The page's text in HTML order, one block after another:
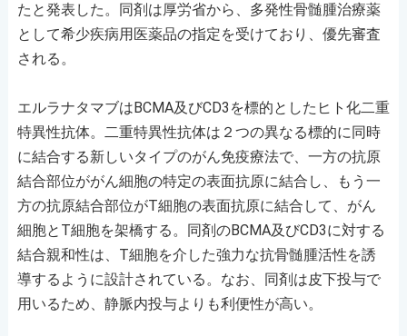
たと発表した。同剤は厚労省から、多発性骨髄腫治療薬
として希少疾病用医薬品の指定を受けており、優先審査
される。
エルラナタマブはBCMA及びCD3を標的としたヒト化二重
特異性抗体。二重特異性抗体は２つの異なる標的に同時
に結合する新しいタイプのがん免疫療法で、一方の抗原
結合部位ががん細胞の特定の表面抗原に結合し、もう一
方の抗原結合部位がT細胞の表面抗原に結合して、がん
細胞とT細胞を架橋する。同剤のBCMA及びCD3に対する
結合親和性は、T細胞を介した強力な抗骨髄腫活性を誘
導するように設計されている。なお、同剤は皮下投与で
用いるため、静脈内投与よりも利便性が高い。